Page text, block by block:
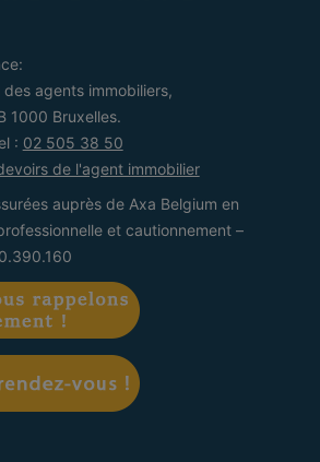
agents immobiliers,
1000 Bruxelles.
: 02 505 38 50
de l'agent immobilier
auprès de Axa Belgium en
et cautionnement –